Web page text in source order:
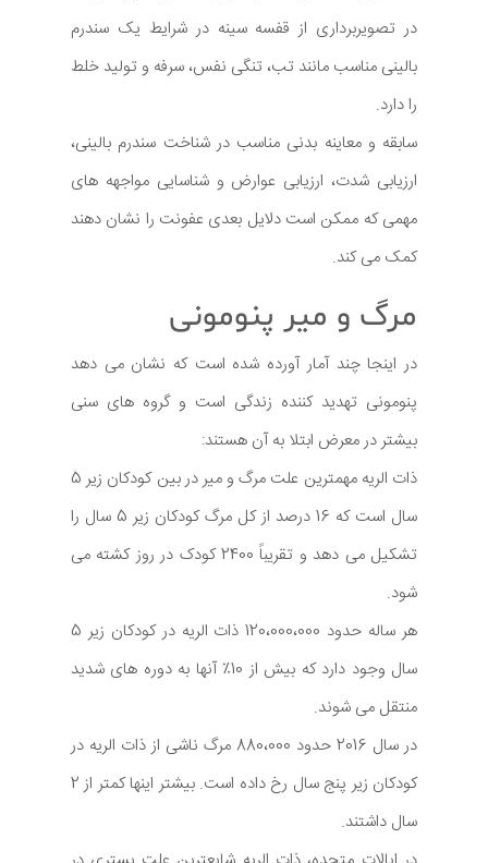
در تصویربرداری از قفسه سینه در شرایط یک سندرم
بالینی مناسب مانند تب، تنگی نفس، سرفه و تولید خلط
را دارد.
سابقه و معاینه بدنی مناسب در شناخت سندرم بالینی،
ارزیابی شدت، ارزیابی عوارض و شناسایی مواجهه های
مهمی که ممکن است دلایل بعدی عفونت را نشان دهند
کمک می کند.
مرگ و میر پنومونی
در اینجا چند آمار آورده شده است که نشان می دهد
پنومونی تهدید کننده زندگی است و گروه های سنی
بیشتر در معرض ابتلا به آن هستند:
ذات الریه مهمترین علت مرگ و میر در بین کودکان زیر 5
سال است که 16 درصد از کل مرگ کودکان زیر 5 سال را
تشکیل می دهد و تقریباً 2400 کودک در روز کشته می
شود.
هر ساله حدود 120،000،000 ذات الریه در کودکان زیر 5
سال وجود دارد که بیش از 10٪ آنها به دوره های شدید
منتقل می شوند.
در سال 2016 حدود 880،000 مرگ ناشی از ذات الریه در
کودکان زیر پنج سال رخ داده است. بیشتر اینها کمتر از 2
سال داشتند.